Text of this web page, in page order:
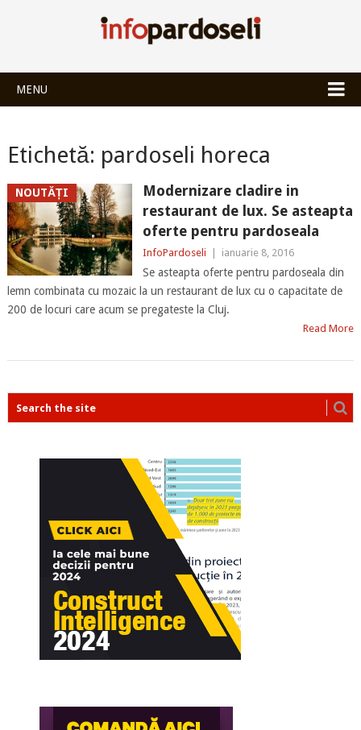
MENU
Etichetă: pardoseli horeca
NOUTĂȚI
Modernizare cladire in
restaurant de lux. Se asteapta
oferte pentru pardoseala
InfoPardoseli ianuarie 8, 2016
Se asteapta oferte pentru pardoseala din
lemn combinata cu mozaic la un restaurant de lux cu o capacitate de
200 de locuri care acum se pregateste la Cluj.
Read More
POSTS
NAVIGATION